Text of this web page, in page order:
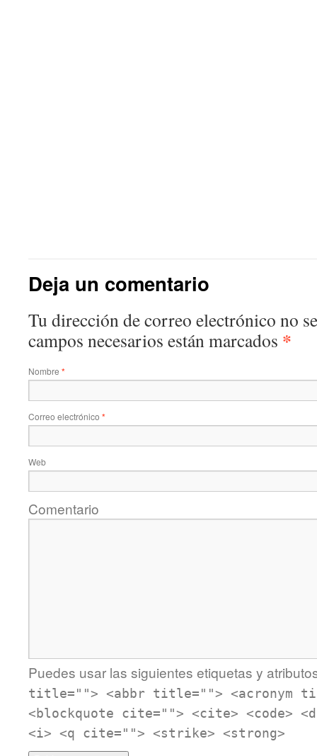
Deja un comentario
Tu dirección de correo electrónico no
campos necesarios están marcados *
Nombre *
Correo electrónico *
Web
Comentario
Puedes usar las siguientes etiquetas y
title=""> <abbr title=""> <acronym
<blockquote cite=""> <cite> <code>
<i> <q cite=""> <strike> <strong>